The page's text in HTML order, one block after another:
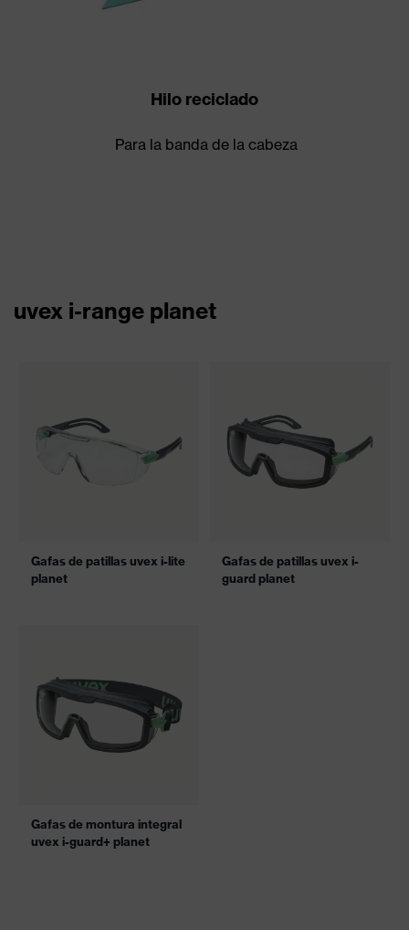
Hilo reciclado
Para la banda de la cabeza
uvex i-range planet
Gafas de patillas uvex i-lite
planet
Gafas de patillas uvex i-
guard planet
Gafas de montura integral
uvex i-guard+ planet